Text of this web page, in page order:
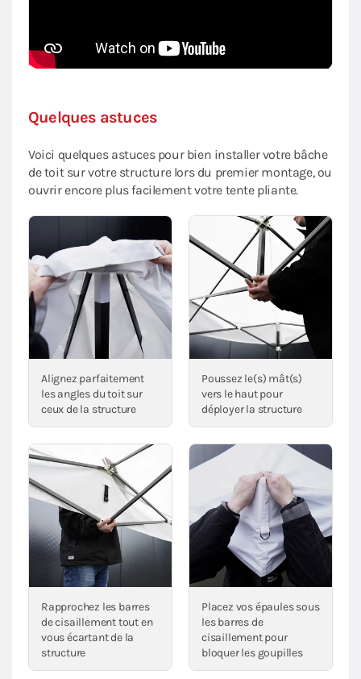
Quelques astuces
Voici quelques astuces pour bien installer votre bâche
de toit sur votre structure lors du premier montage, ou
ouvrir encore plus facilement votre tente pliante.
Alignez parfaitement
les angles du toit sur
ceux de la structure
Poussez le(s) mât(s)
vers le haut pour
déployer la structure
Rapprochez les barres
de cisaillement tout en
vous écartant de la
structure
Placez vos épaules sous
les barres de
cisaillement pour
bloquer les goupilles